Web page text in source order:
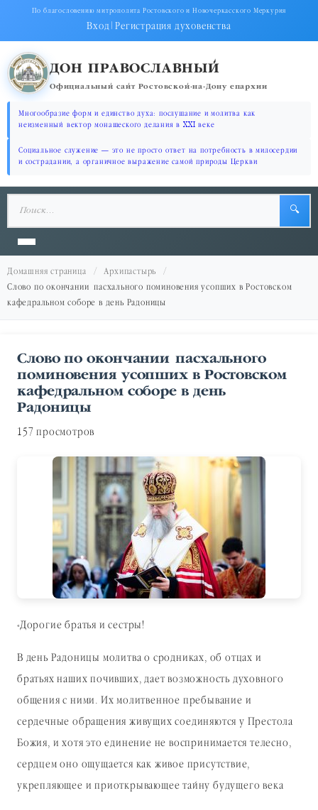
По благословению митрополита Ростовского и Новочеркасского Меркурия
Вход|Регистрация духовенства
ДОН ПРАВОСЛАВНЫЙ
Официальный сайт Ростовской-на-Дону епархии
Многообразие форм и единство духа: послушание и молитва как
неизменный вектор монашеского делания в XXI веке
Социальное служение — это не просто ответ на потребность в милосердии
и сострадании, а органичное выражение самой природы Церкви
🔍
Домашняя страница
Архипастырь
Слово по окончании пасхального поминовения усопших в Ростовском
кафедральном соборе в день Радоницы
Слово по окончании пасхального
поминовения усопших в Ростовском
кафедральном соборе в день
Радоницы
157 просмотров
«Дорогие братья и сестры!
В день Радоницы молитва о сродниках, об отцах и
братьях наших почивших, дает возможность духовного
общения с ними. Их молитвенное пребывание и
сердечные обращения живущих соединяются у Престола
Божия, и хотя это единение не воспринимается телесно,
сердцем оно ощущается как живое присутствие,
укрепляющее и приоткрывающее тайну будущего века